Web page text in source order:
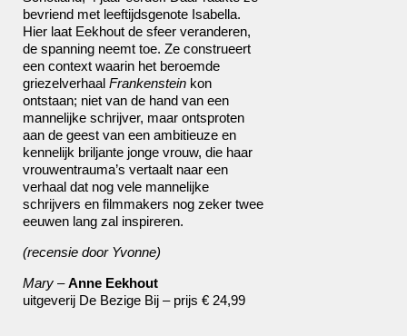
bevriend met leeftijdsgenote Isabella.
Hier laat Eekhout de sfeer veranderen,
de spanning neemt toe. Ze construeert
een context waarin het beroemde
griezelverhaal Frankenstein kon
ontstaan; niet van de hand van een
mannelijke schrijver, maar ontsproten
aan de geest van een ambitieuze en
kennelijk briljante jonge vrouw, die haar
vrouwentrauma’s vertaalt naar een
verhaal dat nog vele mannelijke
schrijvers en filmmakers nog zeker twee
eeuwen lang zal inspireren.
(recensie door Yvonne)
Mary –Anne Eekhout
uitgeverij De Bezige Bij – prijs € 24,99